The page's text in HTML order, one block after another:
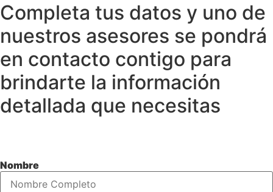
Completa tus datos y uno de
nuestros asesores se pondrá
en contacto contigo para
brindarte la información
detallada que necesitas
Nombre